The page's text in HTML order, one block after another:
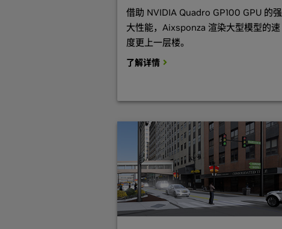
借助 NVIDIA Quadro GP100 GPU 的强
大性能，Aixsponza 渲染大型模型的速
度更上一层楼。
了解详情